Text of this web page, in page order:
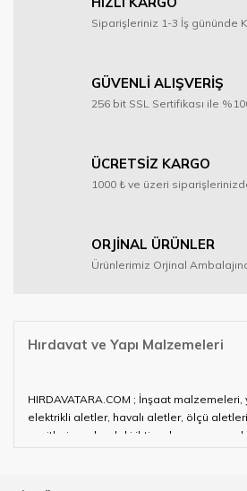
Siparişleriniz 1-3 İş gününde
GÜVENLİ ALIŞVERİŞ
256 bit SSL Sertifikası ile
ÜCRETSİZ KARGO
1000 ₺ ve üzeri
ORJİNAL ÜRÜNLER
Ürünlerimiz Orjinal
Hırdavat ve Yapı Malzemeleri
HIRDAVATARA.COM ; İnşaat
elektrikli aletler, havalı aletler, ölçü
çeşitleri ve alandaki ihtiyaçlarınızın